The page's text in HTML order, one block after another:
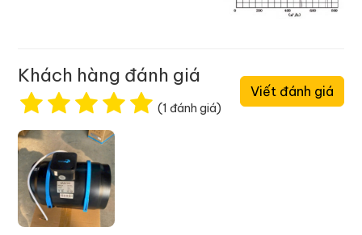
Khách hàng đánh giá
(1 đánh giá)
Viết đánh giá